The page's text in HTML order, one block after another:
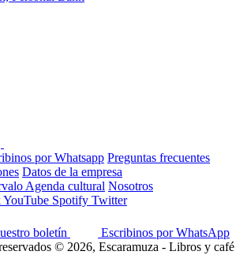
por Whatsapp Preguntas frecuentes
Datos de la empresa
Agenda cultural Nosotros
YouTube Spotify Twitter
boletín
Escribinos por WhatsApp
© 2026, Escaramuza - Libros y café